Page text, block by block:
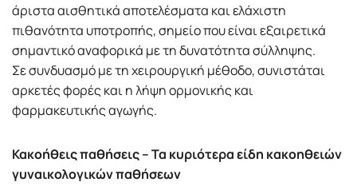
άριστα αισθητικά αποτελέσματα και ελάχιστη
πιθανότητα υποτροπής, σημείο που είναι εξαιρετικά
σημαντικό αναφορικά με τη δυνατότητα σύλληψης.
Σε συνδυασμό με τη χειρουργική μέθοδο, συνιστάται
αρκετές φορές και η λήψη ορμονικής και
φαρμακευτικής αγωγής.
Κακοήθεις παθήσεις – Τα κυριότερα είδη κακοηθειών
γυναικολογικών παθήσεων